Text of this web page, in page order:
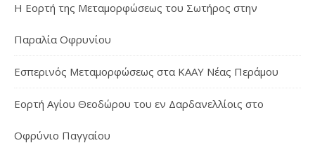
Η Εορτή της Μεταμορφώσεως του Σωτήρος στην
Παραλία Οφρυνίου
Εσπερινός Μεταμορφώσεως στα ΚΑΑΥ Νέας Περάμου
Εορτή Αγίου Θεοδώρου του εν Δαρδανελλίοις στο
Οφρύνιο Παγγαίου